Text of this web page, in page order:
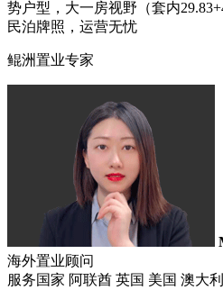
势户型，大一房视野（套内
民泊牌照，运营无忧
鲲洲置业专家
海外置业顾问
服务国家 阿联酋 英国 美国 澳大